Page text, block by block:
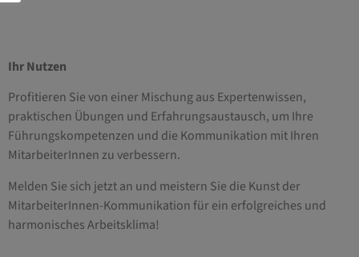
Ihr Nutzen
Profitieren Sie von einer Mischung aus Expertenwissen,
praktischen Übungen und Erfahrungsaustausch, um Ihre
Führungskompetenzen und die Kommunikation mit Ihren
MitarbeiterInnen zu verbessern.
Melden Sie sich jetzt an und meistern Sie die Kunst der
MitarbeiterInnen-Kommunikation für ein erfolgreiches und
harmonisches Arbeitsklima!